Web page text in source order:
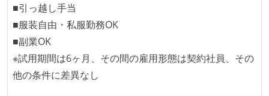
1ヶ月以下の短い期間でのイテレーション開発を実践
している
イテレーションの最後などに、定期的にチームでふり
かえりミーティングを行っている
タスク見積もりの単位には絶対量（人日など）ではな
■引っ越し手当
■服装自由・私服勤務OK
■副業OK
※試用期間は6ヶ月、その間の雇用形態は契約社員、その
他の条件に差異なし